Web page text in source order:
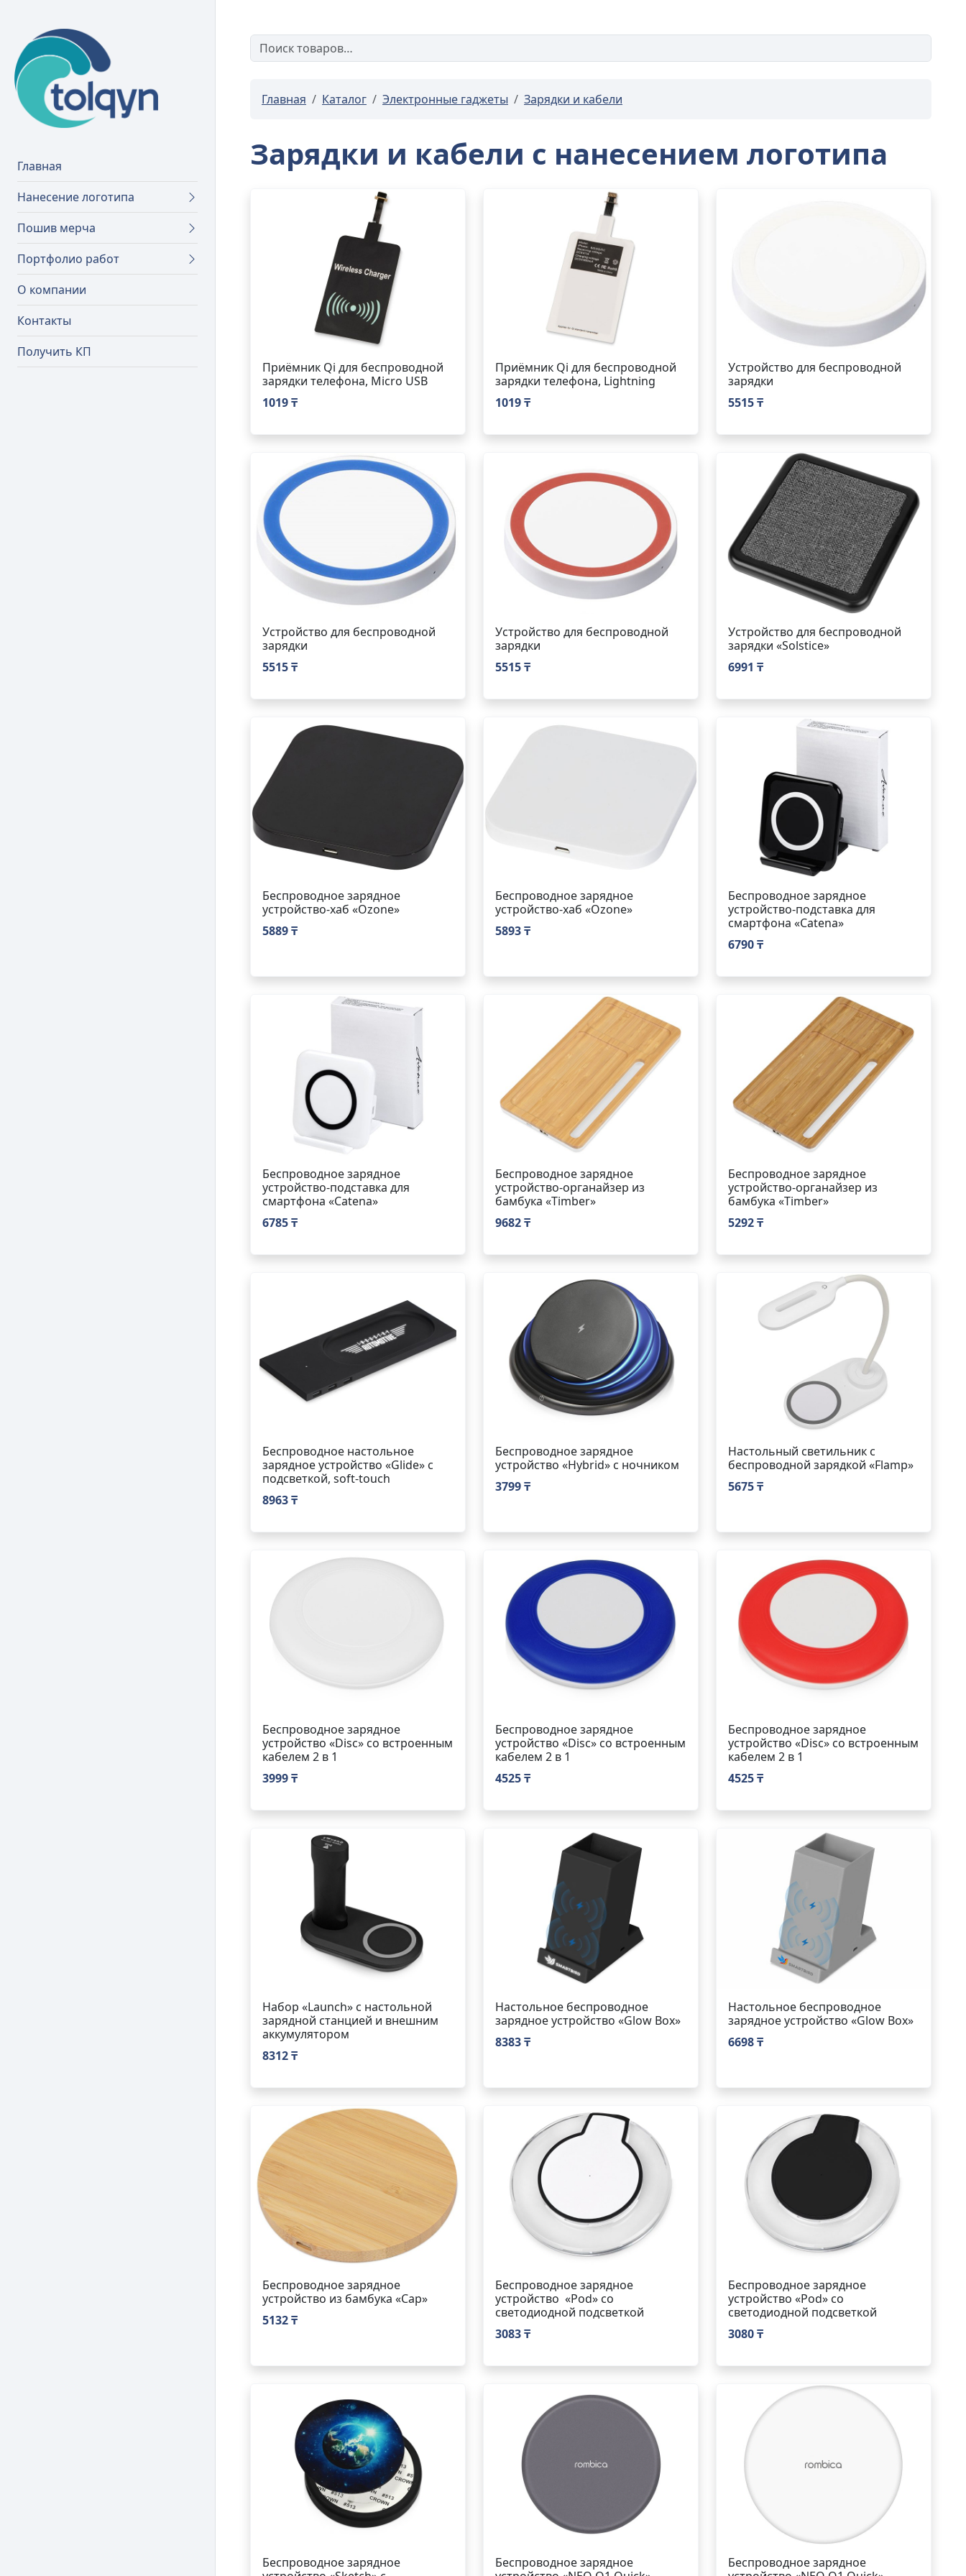
Главная
Нанесение логотипа
Пошив мерча
Портфолио работ
О компании
Контакты
Получить КП
Главная Каталог Электронные гаджеты Зарядки и кабели
Зарядки и кабели с нанесением логотипа
Приёмник Qi для беспроводной
зарядки телефона, Micro USB
1019 ₸
Приёмник Qi для беспроводной
зарядки телефона, Lightning
1019 ₸
Устройство для беспроводной
зарядки
5515 ₸
Устройство для беспроводной
зарядки
5515 ₸
Устройство для беспроводной
зарядки
5515 ₸
Устройство для беспроводной
зарядки «Solstice»
6991 ₸
Беспроводное зарядное
устройство-хаб «Ozone»
5889 ₸
Беспроводное зарядное
устройство-хаб «Ozone»
5893 ₸
Беспроводное зарядное
устройство-подставка для
смартфона «Catena»
6790 ₸
Беспроводное зарядное
устройство-подставка для
смартфона «Catena»
6785 ₸
Беспроводное зарядное
устройство-органайзер из
бамбука «Timber»
9682 ₸
Беспроводное зарядное
устройство-органайзер из
бамбука «Timber»
5292 ₸
Беспроводное настольное
зарядное устройство «Glide» с
подсветкой, soft-touch
8963 ₸
Беспроводное зарядное
устройство «Hybrid» с ночником
3799 ₸
Настольный светильник с
беспроводной зарядкой «Flamp»
5675 ₸
Беспроводное зарядное
устройство «Disc» со встроенным
кабелем 2 в 1
3999 ₸
Беспроводное зарядное
устройство «Disc» со встроенным
кабелем 2 в 1
4525 ₸
Беспроводное зарядное
устройство «Disc» со встроенным
кабелем 2 в 1
4525 ₸
Набор «Launch» с настольной
зарядной станцией и внешним
аккумулятором
8312 ₸
Настольное беспроводное
зарядное устройство «Glow Box»
8383 ₸
Настольное беспроводное
зарядное устройство «Glow Box»
6698 ₸
Беспроводное зарядное
устройство из бамбука «Cap»
5132 ₸
Беспроводное зарядное
устройство «Pod» со
светодиодной подсветкой
3083 ₸
Беспроводное зарядное
устройство «Pod» со
светодиодной подсветкой
3080 ₸
Беспроводное зарядное
Беспроводное зарядное
Беспроводное зарядное